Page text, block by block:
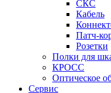
СКС
Кабель
Патч-
Розетки
Полки для
КРОСС
Оптическое
Сервис